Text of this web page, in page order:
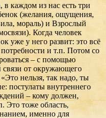
каждом из нас есть три
(желания, ощущения,
мораль) и Взрослый
Когда человек
уже у него развит: это всё
потребности и т.п. Потом со
– с помощью
связи от окружающего
нельзя, так надо, ты
постулаты внутреннего
– кому должен,
Это тоже область,
именно для